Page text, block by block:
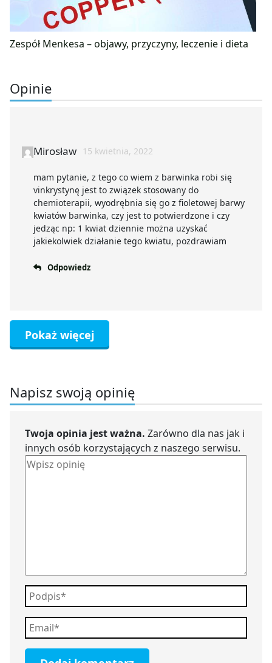
Zespół Menkesa – objawy, przyczyny, leczenie i dieta
Opinie
Mirosław 15 kwietnia, 2022
mam pytanie, z tego co wiem z barwinka robi się
vinkrystynę jest to związek stosowany do
chemioterapii, wyodrębnia się go z fioletowej barwy
kwiatów barwinka, czy jest to potwierdzone i czy
jedząc np: 1 kwiat dziennie można uzyskać
jakiekolwiek działanie tego kwiatu, pozdrawiam
Odpowiedz
Pokaż więcej
Napisz swoją opinię
Twoja opinia jest ważna. Zarówno dla nas jak i
innych osób korzystających z naszego serwisu.